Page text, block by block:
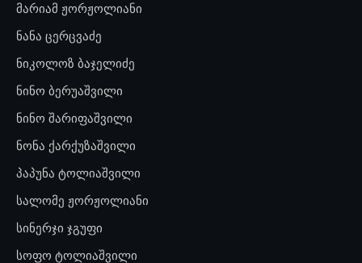
მარიამ ჟორჟოლიანი
ნანა ცერცვაძე
ნიკოლოზ ბაჯელიძე
ნინო ბერუაშვილი
ნინო შარიფაშვილი
ნონა ქარქუზაშვილი
პაპუნა ტოლიაშვილი
სალომე ჟორჟოლიანი
სინერჯი ჯგუფი
სოფო ტოლიაშვილი